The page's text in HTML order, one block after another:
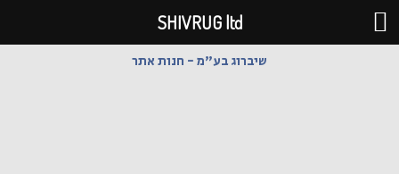
דילוג
לתוכן
שיברוג בע"מ - חנות אתר
SHIVRUG ltd